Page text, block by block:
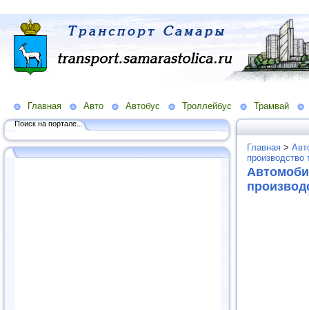
Главная Авто Автобус Троллейбус Трамвай
Поиск на портале...
Главная >
производство